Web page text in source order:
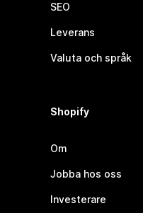
SEO
Leverans
Valuta och språk
Shopify
Om
Jobba hos oss
Investerare